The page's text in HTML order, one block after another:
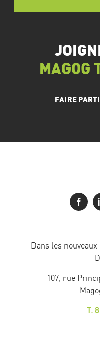
MAGOG
FAIRE
Dans les
107, rue
T.